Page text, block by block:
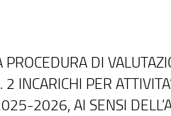
DI
INCARICHI PER
2026, AI SENSI